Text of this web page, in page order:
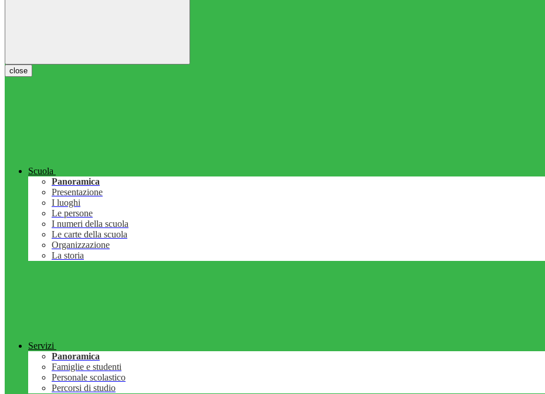
close
Scuola
Panoramica
Presentazione
I luoghi
Le persone
I numeri della scuola
Le carte della scuola
Organizzazione
La storia
Servizi
Panoramica
Famiglie e studenti
Personale scolastico
Percorsi di studio